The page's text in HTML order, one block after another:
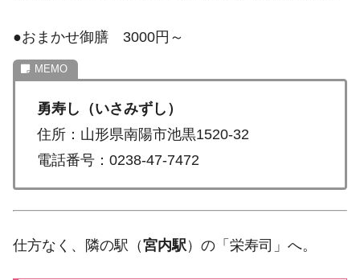
●おまかせ御膳 3000円～
勇寿し（いさみずし）
住所：山形県南陽市池黒1520-32
電話番号：0238-47-7472
仕方なく、隣の駅（宮内駅 ）の「栄寿司」へ。